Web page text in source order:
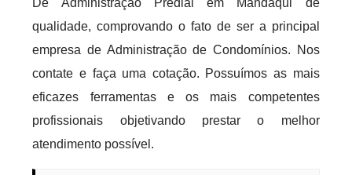
De Administração Predial em Mandaqui de
qualidade, comprovando o fato de ser a principal
empresa de Administração de Condomínios. Nos
contate e faça uma cotação. Possuímos as mais
eficazes ferramentas e os mais competentes
profissionais objetivando prestar o melhor
atendimento possível.